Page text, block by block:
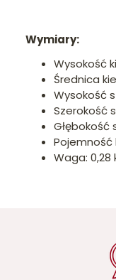
Wymiary:
Wysokość
Średnica
Wysokość
Szerokość
Głębokość
Pojemność
Waga: 0,28